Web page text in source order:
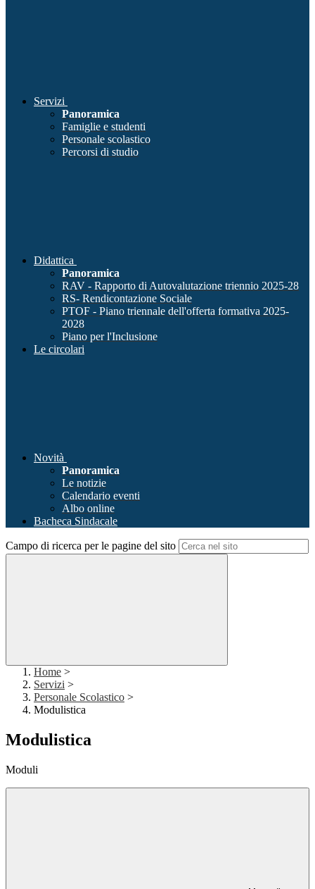
Servizi
Panoramica
Famiglie e studenti
Personale scolastico
Percorsi di studio
Didattica
Panoramica
RAV - Rapporto di Autovalutazione triennio 2025-28
RS- Rendicontazione Sociale
PTOF - Piano triennale dell'offerta formativa 2025-
2028
Piano per l'Inclusione
Le circolari
Novità
Panoramica
Le notizie
Calendario eventi
Albo online
Bacheca Sindacale
Campo di ricerca per le pagine del sito
Home >
Servizi >
Personale Scolastico >
Modulistica
Modulistica
Moduli